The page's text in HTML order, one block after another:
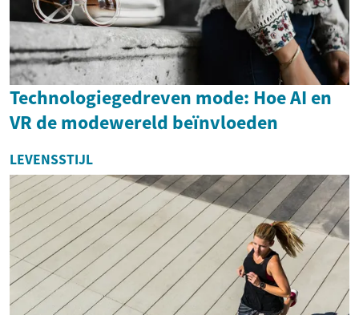
Technologiegedreven mode: Hoe AI en
VR de modewereld beïnvloeden
LEVENSSTIJL